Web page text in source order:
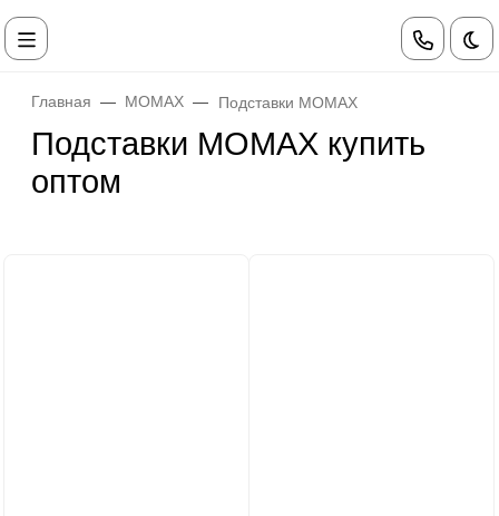
Главная MOMAX Подставки MOMAX
Подставки MOMAX купить
оптом